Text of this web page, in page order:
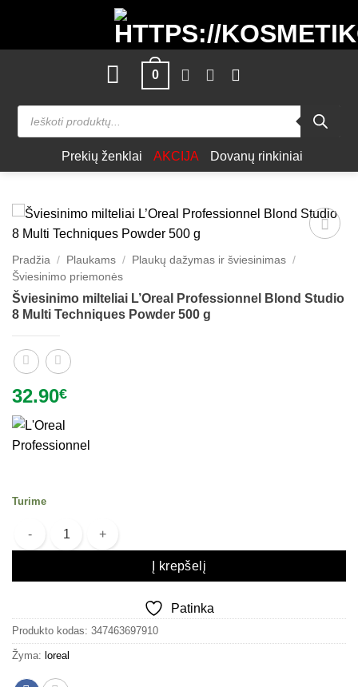
content
0
Products
search
Prekių ženklai AKCIJA Dovanų rinkiniai
Pradžia / Plaukams / Plaukų dažymas ir šviesinimas /
Šviesinimo priemonės
Šviesinimo milteliai L’Oreal Professionnel Blond Studio
8 Multi Techniques Powder 500 g
32.90€
Turime
produkto kiekis: Šviesinimo milteliai L’Oreal Professionnel Blond
Į krepšelį
Patinka
Produkto kodas: 347463697910
Žyma: loreal